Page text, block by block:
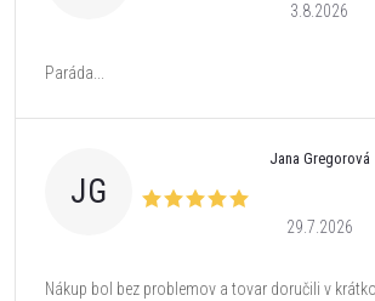
3.8.2026
Paráda...
JG
Jana Gregorová
29.7.2026
Nákup bol bez problemov a tovar doručili v